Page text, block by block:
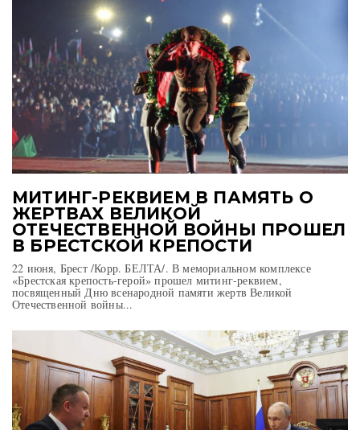
МИТИНГ-РЕКВИЕМ В ПАМЯТЬ О
ЖЕРТВАХ ВЕЛИКОЙ
ОТЕЧЕСТВЕННОЙ ВОЙНЫ ПРОШЕЛ
В БРЕСТСКОЙ КРЕПОСТИ
22 июня, Брест /Корр. БЕЛТА/. В мемориальном комплексе
«Брестская крепость-герой» прошел митинг-реквием,
посвященный Дню всенародной памяти жертв Великой
Отечественной войны...